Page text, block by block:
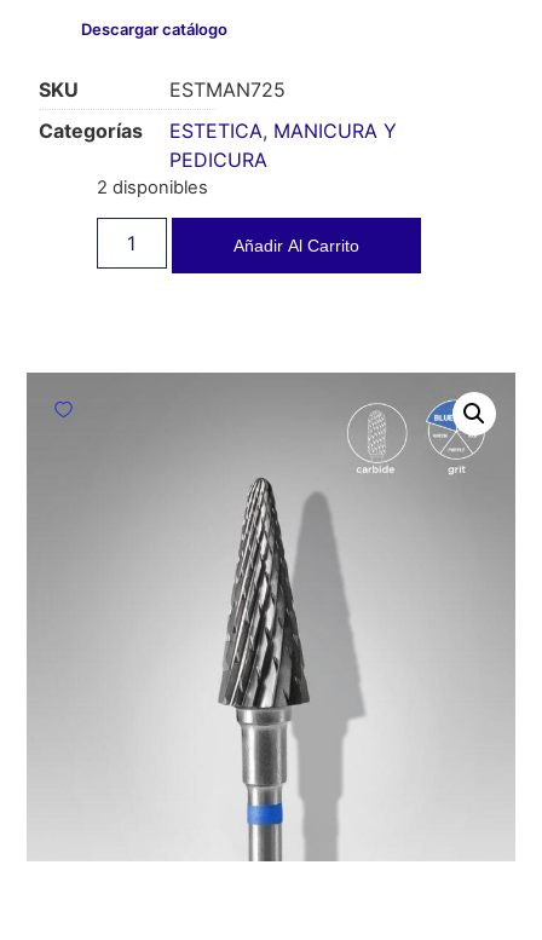
Descargar catálogo
SKU
ESTMAN725
Categorías
ESTETICA, MANICURA Y
PEDICURA
2 disponibles
Añadir Al Carrito